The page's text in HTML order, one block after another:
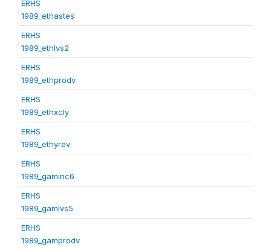
ERHS
1989_ethastes
ERHS
1989_ethlvs2
ERHS
1989_ethprodv
ERHS
1989_ethxcly
ERHS
1989_ethyrev
ERHS
1989_gaminc6
ERHS
1989_gamlvs5
ERHS
1989_gamprodv